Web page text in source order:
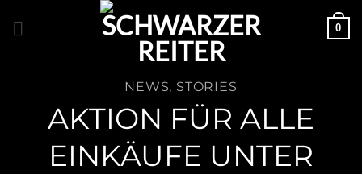
0
NEWS, STORIES
AKTION FÜR ALLE
EINKÄUFE UNTER